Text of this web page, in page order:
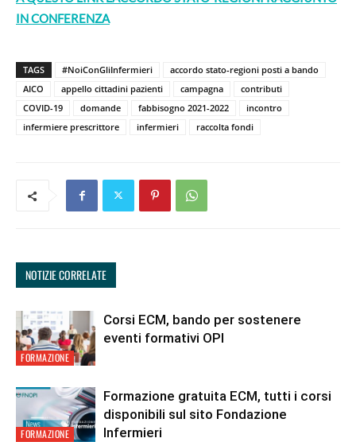
IN CONFERENZA
TAGS #NoiConGliInfermieri
accordo stato-regioni posti a bando
AICO
appello cittadini pazienti campagna
contributi
COVID-19
domande fabbisogno 2021-2022
incontro
infermiere prescrittore
infermieri raccolta fondi
NOTIZIE CORRELATE
FORMAZIONE
Corsi ECM, bando per sostenere
eventi formativi OPI
FORMAZIONE
Formazione gratuita ECM, tutti i corsi
disponibili sul sito Fondazione
Infermieri